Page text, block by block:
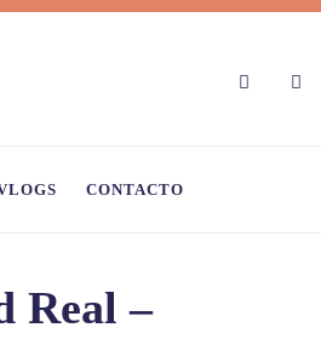
CONTACTO
Real –